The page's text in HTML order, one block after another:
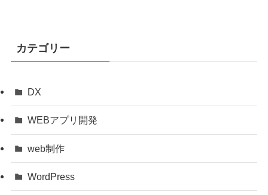
カテゴリー
DX
WEBアプリ開発
web制作
WordPress